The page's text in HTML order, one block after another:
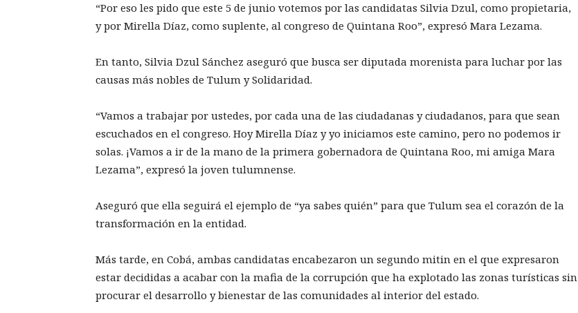
“Por eso les pido que este 5 de junio votemos por las candidatas Silvia Dzul, como propietaria,
y por Mirella Díaz, como suplente, al congreso de Quintana Roo”, expresó Mara Lezama.
En tanto, Silvia Dzul Sánchez aseguró que busca ser diputada morenista para luchar por las
causas más nobles de Tulum y Solidaridad.
“Vamos a trabajar por ustedes, por cada una de las ciudadanas y ciudadanos, para que sean
escuchados en el congreso. Hoy Mirella Díaz y yo iniciamos este camino, pero no podemos ir
solas. ¡Vamos a ir de la mano de la primera gobernadora de Quintana Roo, mi amiga Mara
Lezama”, expresó la joven tulumnense.
Aseguró que ella seguirá el ejemplo de “ya sabes quién” para que Tulum sea el corazón de la
transformación en la entidad.
Más tarde, en Cobá, ambas candidatas encabezaron un segundo mitin en el que expresaron
estar decididas a acabar con la mafia de la corrupción que ha explotado las zonas turísticas sin
procurar el desarrollo y bienestar de las comunidades al interior del estado.